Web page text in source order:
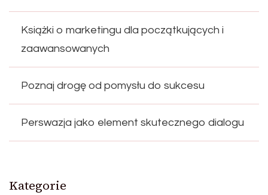
Książki o marketingu dla początkujących i
zaawansowanych
Poznaj drogę od pomysłu do sukcesu
Perswazja jako element skutecznego dialogu
Kategorie